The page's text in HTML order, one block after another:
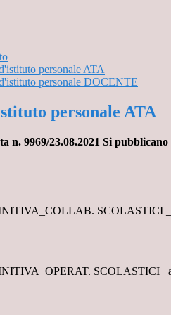
personale ATA
personale DOCENTE
personale ATA
n. 9969/23.08.2021 Si
SCOLASTICI
SCOLASTICI